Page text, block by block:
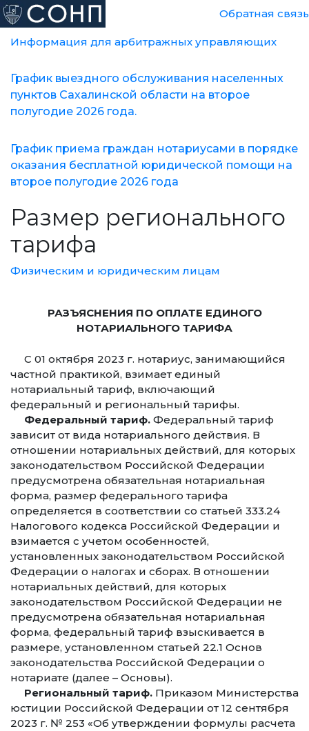
Обратная связь
Информация для арбитражных управляющих
График выездного обслуживания населенных
пунктов Сахалинской области на второе
полугодие 2026 года.
График приема граждан нотариусами в порядке
оказания бесплатной юридической помощи на
второе полугодие 2026 года
Размер регионального
тарифа
Физическим и юридическим лицам
РАЗЪЯСНЕНИЯ ПО ОПЛАТЕ ЕДИНОГО
НОТАРИАЛЬНОГО ТАРИФА
С 01 октября 2023 г. нотариус, занимающийся
частной практикой, взимает единый
нотариальный тариф, включающий
федеральный и региональный тарифы.
Федеральный тариф. Федеральный тариф
зависит от вида нотариального действия. В
отношении нотариальных действий, для которых
законодательством Российской Федерации
предусмотрена обязательная нотариальная
форма, размер федерального тарифа
определяется в соответствии со статьей 333.24
Налогового кодекса Российской Федерации и
взимается с учетом особенностей,
установленных законодательством Российской
Федерации о налогах и сборах. В отношении
нотариальных действий, для которых
законодательством Российской Федерации не
предусмотрена обязательная нотариальная
форма, федеральный тариф взыскивается в
размере, установленном статьей 22.1 Основ
законодательства Российской Федерации о
нотариате (далее – Основы).
Региональный тариф. Приказом Министерства
юстиции Российской Федерации от 12 сентября
2023 г. № 253 «Об утверждении формулы расчета